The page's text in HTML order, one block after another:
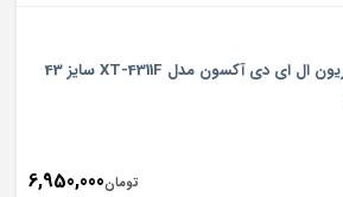
تلویزیون ال ای دی آکسون مدل XT-4311F سایز 43
تومان6,950,000